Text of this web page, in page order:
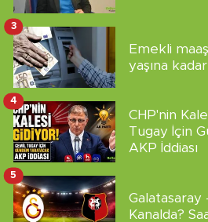
Emekli
yaşına
3
CHP'nin
Tugay İçin
AKP İddiası
4
Galatasaray
Kanalda?
5